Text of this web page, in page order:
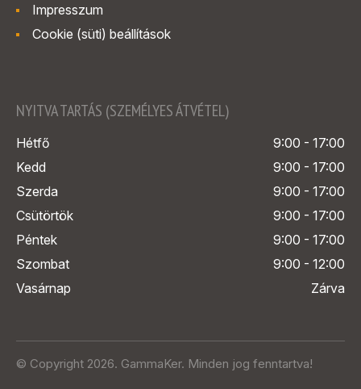
Impresszum
Cookie (süti) beállítások
NYITVA TARTÁS (SZEMÉLYES ÁTVÉTEL)
Hétfő
9:00 - 17:00
Kedd
9:00 - 17:00
Szerda
9:00 - 17:00
Csütörtök
9:00 - 17:00
Péntek
9:00 - 17:00
Szombat
9:00 - 12:00
Vasárnap
Zárva
© Copyright 2026. GammaKer. Minden jog fenntartva!